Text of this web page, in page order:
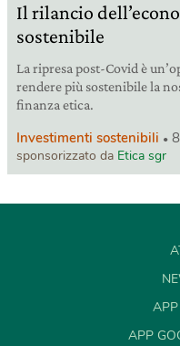
Il rilancio
sostenibile
La ripresa post-Covid è
rendere più sostenibile la
finanza etica.
Investimenti sostenibili
sponsorizzato da Etica sgr
APP